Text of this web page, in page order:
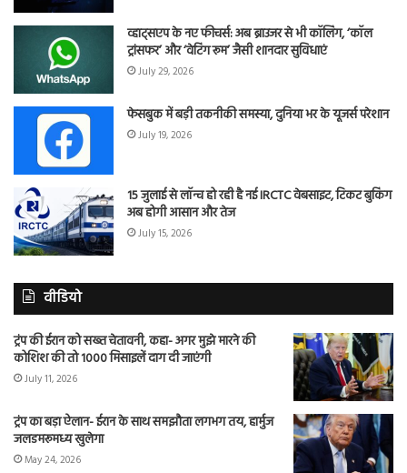
व्हाट्सएप के नए फीचर्स: अब ब्राउजर से भी कॉलिंग, ‘कॉल
ट्रांसफर’ और ‘वेटिंग रूम’ जैसी शानदार सुविधाएं
July 29, 2026
फेसबुक में बड़ी तकनीकी समस्या, दुनिया भर के यूजर्स परेशान
July 19, 2026
15 जुलाई से लॉन्च हो रही है नई IRCTC वेबसाइट, टिकट बुकिंग
अब होगी आसान और तेज
July 15, 2026
वीडियो
ट्रंप की ईरान को सख्त चेतावनी, कहा- अगर मुझे मारने की
कोशिश की तो 1000 मिसाइलें दाग दी जाएंगी
July 11, 2026
ट्रंप का बड़ा ऐलान- ईरान के साथ समझौता लगभग तय, हार्मुज
जलडमरूमध्य खुलेगा
May 24, 2026